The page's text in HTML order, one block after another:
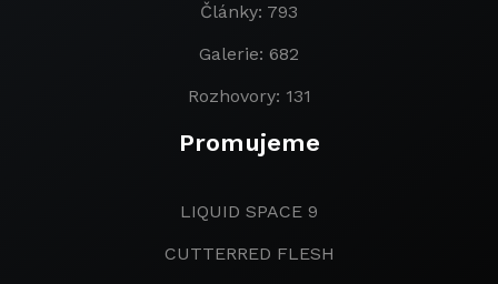
Články: 793
Galerie: 682
Rozhovory: 131
Promujeme
LIQUID SPACE 9
CUTTERRED FLESH